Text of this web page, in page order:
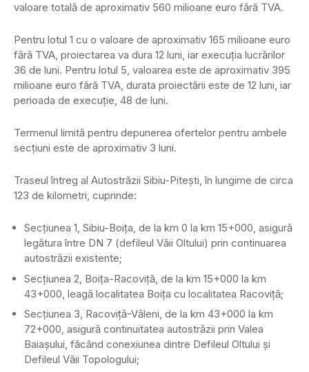
valoare totală de aproximativ 560 milioane euro fără TVA.
Pentru lotul 1 cu o valoare de aproximativ 165 milioane euro
fără TVA, proiectarea va dura 12 luni, iar execuţia lucrărilor
36 de luni. Pentru lotul 5, valoarea este de aproximativ 395
milioane euro fără TVA, durata proiectării este de 12 luni, iar
perioada de execuţie, 48 de luni.
Termenul limită pentru depunerea ofertelor pentru ambele
secţiuni este de aproximativ 3 luni.
Traseul întreg al Autostrăzii Sibiu-Piteşti, în lungime de circa
123 de kilometri, cuprinde:
Secţiunea 1, Sibiu-Boiţa, de la km 0 la km 15+000, asigură
legătura între DN 7 (defileul Văii Oltului) prin continuarea
autostrăzii existente;
Secţiunea 2, Boiţa-Racoviţă, de la km 15+000 la km
43+000, leagă localitatea Boiţa cu localitatea Racoviţă;
Secţiunea 3, Racoviţă-Văleni, de la km 43+000 la km
72+000, asigură continuitatea autostrăzii prin Valea
Baiaşului, făcând conexiunea dintre Defileul Oltului şi
Defileul Văii Topologului;